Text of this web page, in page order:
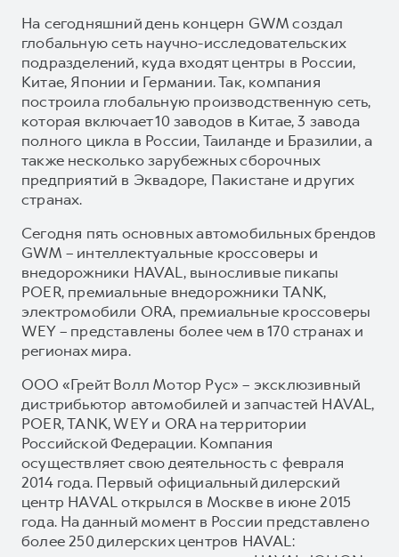
На сегодняшний день концерн GWM создал
глобальную сеть научно-исследовательских
подразделений, куда входят центры в России,
Китае, Японии и Германии. Так, компания
построила глобальную производственную сеть,
которая включает 10 заводов в Китае, 3 завода
полного цикла в России, Таиланде и Бразилии, а
также несколько зарубежных сборочных
предприятий в Эквадоре, Пакистане и других
странах.
Сегодня пять основных автомобильных брендов
GWM – интеллектуальные кроссоверы и
внедорожники HAVAL, выносливые пикапы
POER, премиальные внедорожники TANK,
электромобили ORA, премиальные кроссоверы
WEY – представлены более чем в 170 странах и
регионах мира.
ООО «Грейт Волл Мотор Рус» – эксклюзивный
дистрибьютор автомобилей и запчастей HAVAL,
POER, TANK, WEY и ORA на территории
Российской Федерации. Компания
осуществляет свою деятельность с февраля
2014 года. Первый официальный дилерский
центр HAVAL открылся в Москве в июне 2015
года. На данный момент в России представлено
более 250 дилерских центров HAVAL: